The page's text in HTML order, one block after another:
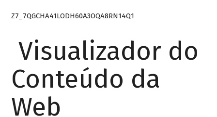
Z7_7QGCHA41LODH60A3OQA8RN14Q1
Visualizador do
Conteúdo da
Web